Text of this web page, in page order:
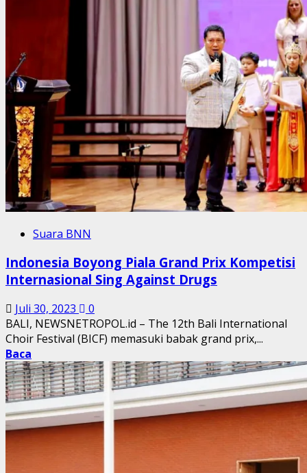
Suara BNN
Indonesia Boyong Piala Grand Prix Kompetisi
Internasional Sing Against Drugs
Juli 30, 2023
0
BALI, NEWSNETROPOL.id – The 12th Bali International
Choir Festival (BICF) memasuki babak grand prix,...
Baca